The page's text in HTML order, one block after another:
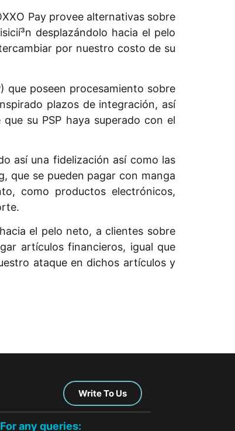
Pay provee alternativas sobre
desplazándolo hacia el pelo
por nuestro costo de su
que poseen procesamiento sobre
plazos de integración, así
su PSP haya superado con el
así una fidelización así­ como las
que se pueden pagar con manga
como productos electrónicos,
el pelo neto, a clientes sobre
artículos financieros, igual que
ataque en dichos artículos y
Write To Us
For any queries: